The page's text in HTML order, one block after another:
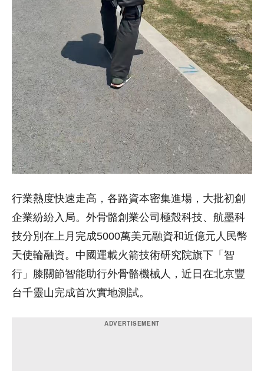
行業熱度快速走高，各路資本密集進場，大批初創
企業紛紛入局。外骨骼創業公司極殼科技、航墨科
技分別在上月完成5000萬美元融資和近億元人民幣
天使輪融資。中國運載火箭技術研究院旗下「智
行」膝關節智能助行外骨骼機械人，近日在北京豐
台千靈山完成首次實地測試。